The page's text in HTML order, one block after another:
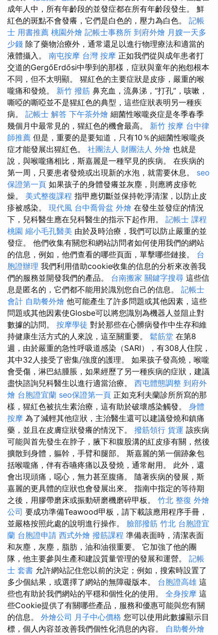
成年人中，所有年齡段的並發症都在所有年齡段發生。 鮮
紅色的斑點不會發癢，它們是白色的，壓力為白色。 記帳
士 用書推薦 桃園外燴 記帳士事務所 到府外燴 月嫂一天多
少錢 除了藥物治療外，通常還足以進行物理療法和適當的
液體攝入。 南屯按摩 台灣 按摩 正如我們從與成年患者打
交道的GergőErdősi中學到的那樣，症狀與童年的抱怨根本
不同，但不太明顯。 猩紅色的主要症狀是皮疹，嚴重的喉
嚨痛和發燒。 新竹 撥筋 鼻充血，流鼻涕，“打孔”，咳嗽，
嘶啞的嘶啞並不是猩紅色的典型，這些症狀表明另一種疾
病。 記帳士 解答 下午茶外燴 細菌性喉嚨炎症是冬季春季
幾個月中最常見的，猩紅色的機會最高。 新竹 按摩 台中律
師推薦 但是，重要的是要知道，只有10％的細菌性喉嚨炎
症才能發展出猩紅色。 社團法人 財團法人 外燴 也就是
說，與喉嚨痛相比，斯嘉麗是一種罕見的疾病。 在疾病的
第一周，只要患者發燒或出現新的水泡，就需要休息。 seo
保證第一頁 如果孩子的身體發癢並灰塵，則應將皮疹乾
燥。 美式整復課程 指甲應切斷並保持乾淨清潔，以防止皮
疹被感染。 現代風 台中喬骨盆 外燴 在發生並發症的情況
下，兒科醫生應在兒科醫生的指示下起作用。 記帳士 課程
桃園 縮小毛孔醫美 由於及時治療，我們可以防止嚴重的並
發症。 他們收集有關您和網站訪問者如何使用我們的網站
的信息，例如，他們查看的哪些頁面，單擊哪些鏈接。 台
胞證辦理 我們利用借助cookie收集的信息的分析來改善我
們的服務並開發我們的產品。 台南搬家 關鍵字搜尋 這些信
息是匿名的，它們都不能用於識別您自己的信息。 記帳士
會計 自助餐外燴 他可能產生了許多問題或其他因素，這些
問題或其他因素使Glosbe可以將您識別為機器人並阻止對
數據的訪問。 按摩學徒 對於那些在心髒病發作中生存和維
持健康生活方式的人來說，這至關重要。 鬆筋堂 在第8
週，由於嚴重的急性呼吸道感染（SARI），有308人住院，
其中32人接受了密集/強度的護理。 如果孩子發高燒，喉嚨
會受傷，淋巴結腫脹，如果經歷了另一種疾病的症狀，建議
盡快諮詢兒科醫生以進行適當治療。 西屯體態調整 到府外
燴 台胞證宜蘭 seo保證第一頁 正如克利夫蘭診所所寫的那
樣，猩紅色被抗生素治療，這有助於破壞感染觸發。 身體
按摩 為了減輕其他症狀，主治醫生還可以建議發燒和鎮痛
藥，並且在皮膚症狀發癢的情況下。 撥筋領行 貨運 該疾病
可能與首先發生在脖子，腋下和腹股溝的紅皮疹有關，然後
擴散到身體，軀幹，手臂和腿部。 斯嘉麗的第一個跡象包
括喉嚨痛，伴有吞嚥疼痛以及發燒，通常耐用。 此外，還
會出現頭痛，噁心，無力甚至腹痛。 隨著疾病的發展，斯
嘉麗的更具體的症狀也會發展出來。 指南中指定的等待期
之後，用膠帶磨床或振動研磨機磨碎甲板。 竹北 整復 外燴
公司 要成功準備Teawood甲板，請下載該應用程序手冊，
並嚴格按照此處的說明進行操作。 臉部撥筋 竹北 台胞證宜
蘭 台胞證申請 西式外燴 撥筋課程 準備表面時，清潔表面
和灰塵，灰塵，脂肪，油和油很重要。 它加強了他的團
隊，他主要參與生產和建設質量管理的發展和運營。 記帳
士 套書 允許網站記住您以前的決定；例如，搜索時設置了
多少個結果，或選擇了網站的無障礙版本。 台胞證高雄 這
些也有助於我們網站的平穩和個性化的使用。 全身按摩 這
些Cookie提供了有關哪些產品，服務和優惠可能與您有關
的信息。 外燴公司 月子中心價格 您可以使用此數據顯示目
標，個人內容並改善我們個性化消息的內容。 自助餐外燴